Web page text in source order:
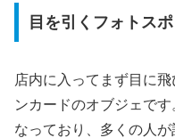
目を引くフォトス
店内に入ってまず目に
ンカードのオブジェで
なっており、多くの人